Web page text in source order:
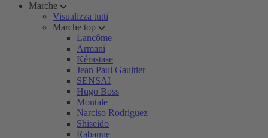
Marche
Visualizza tutti
Marche top
Lancôme
Armani
Kérastase
Jean Paul Gaultier
SENSAI
Hugo Boss
Montale
Narciso Rodriguez
Shiseido
Rabanne